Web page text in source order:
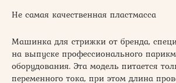
Не самая качественная пластмасса
Машинка для стрижки от бренда,
на выпуске профессионального
оборудования. Эта модель питается
переменного тока, при этом длина